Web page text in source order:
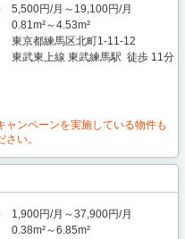
5,500円/月～19,100円/月
0.81m²～4.53m²
東京都練馬区北町1-11-12
東武東上線 東武練馬駅 徒歩 11分
ンペーンを実施している物件も
い。
1,900円/月～37,900円/月
0.38m²～6.85m²